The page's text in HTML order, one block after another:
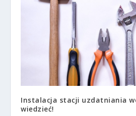
Instalacja stacji uzdatniania
wiedzieć!